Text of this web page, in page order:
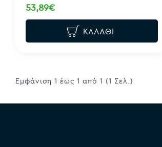
53,89€
ΚΑΛΆΘΙ
Εμφάνιση 1 έως 1 από 1 (1 Σελ.)